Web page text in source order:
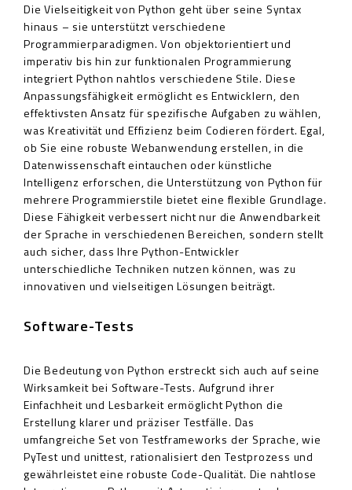
Die Vielseitigkeit von Python geht über seine Syntax
hinaus – sie unterstützt verschiedene
Programmierparadigmen. Von objektorientiert und
imperativ bis hin zur funktionalen Programmierung
integriert Python nahtlos verschiedene Stile. Diese
Anpassungsfähigkeit ermöglicht es Entwicklern, den
effektivsten Ansatz für spezifische Aufgaben zu wählen,
was Kreativität und Effizienz beim Codieren fördert. Egal,
ob Sie eine robuste Webanwendung erstellen, in die
Datenwissenschaft eintauchen oder künstliche
Intelligenz erforschen, die Unterstützung von Python für
mehrere Programmierstile bietet eine flexible Grundlage.
Diese Fähigkeit verbessert nicht nur die Anwendbarkeit
der Sprache in verschiedenen Bereichen, sondern stellt
auch sicher, dass Ihre Python-Entwickler
unterschiedliche Techniken nutzen können, was zu
innovativen und vielseitigen Lösungen beiträgt.
Software-Tests
Die Bedeutung von Python erstreckt sich auch auf seine
Wirksamkeit bei Software-Tests. Aufgrund ihrer
Einfachheit und Lesbarkeit ermöglicht Python die
Erstellung klarer und präziser Testfälle. Das
umfangreiche Set von Testframeworks der Sprache, wie
PyTest und unittest, rationalisiert den Testprozess und
gewährleistet eine robuste Code-Qualität. Die nahtlose